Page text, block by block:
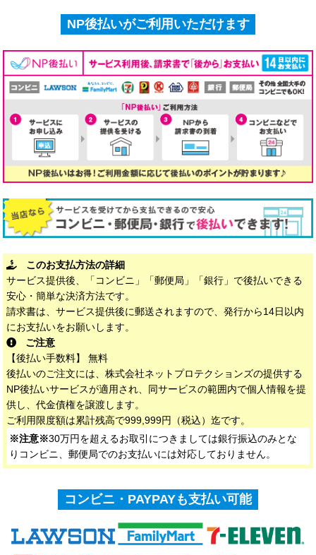
NP後払いがご利用いただけます
このお支払方法の詳細
サービス提供後、「コンビニ」「郵便局」「銀行」で後払いできる
安心・簡単な決済方法です。
請求書は、サービス提供後に郵送されますので、発行から14日以内
にお支払いをお願いします。
ご注意
【後払い手数料】 無料
後払いのご注文には、株式会社ネットプロテクションズの提供する
NP後払いサービスが適用され、同サービスの範囲内で個人情報を提
供し、代金債権を譲渡します。
ご利用限度額は累計残高で999,999円（税込）迄です。
※注意※30万円を超えるお取引につきましては銀行振込のみとな
りコンビニ、郵便局でのお支払いには対応しておりません。
コンビニ・PAYPAYも支払い可能